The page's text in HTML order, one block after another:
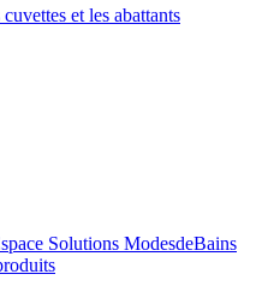
et les abattants
Solutions ModesdeBains